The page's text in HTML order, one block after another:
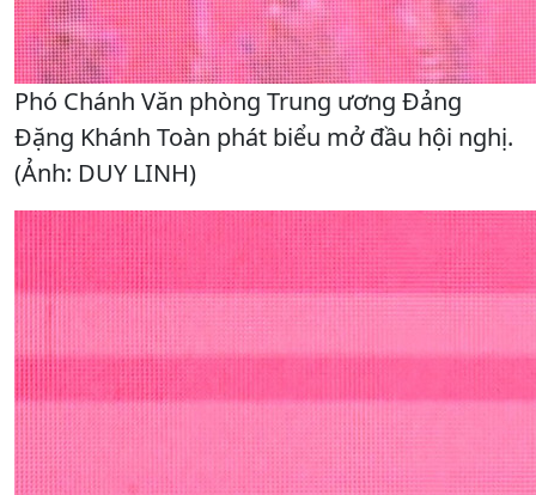
Phó Chánh Văn phòng Trung ương Đảng
Đặng Khánh Toàn phát biểu mở đầu hội nghị.
(Ảnh: DUY LINH)